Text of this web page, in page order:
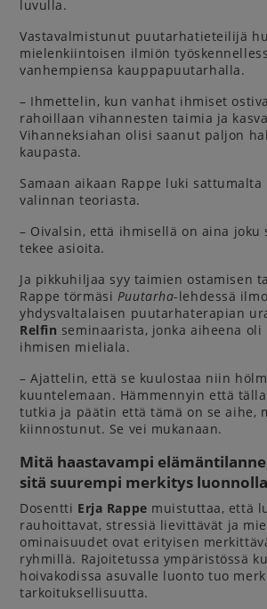
luvulla.
Vastavalmistunut puutarhatieteilijä
mielenkiintoisen ilmiön
vanhempiensa kauppapuutarhalla.
– Ihmettelin, kun vanhat ihmiset
rahoillaan vihannesten taimia ja
Vihanneksiahan olisi saanut paljon
kaupasta.
Samaan aikaan Rappe luki
valinnan teoriasta.
– Oivalsin, että ihmisellä on aina joku
tekee asioita.
Ja pikkuhiljaa syy taimien ostamisen
Rappe törmäsi Puutarha-lehdessä
yhdysvaltalaisen puutarhaterapian
Relfin seminaarista, jonka aiheena
ihmisen mieliala.
– Ajattelin, että se kuulostaa niin
kuuntelemaan. Hämmennyin että
tutkia ja päätin että tämä on se aihe,
kiinnostunut. Se vei mukanaan.
Mitä haastavampi
sitä suurempi merkitys
Dosentti Erja Rappe muistuttaa, että
rauhoittavat, stressiä lievittävät ja
ominaisuudet ovat erityisen
ryhmillä. Rajoitetussa ympäristössä
hoivakodissa asuvalle luonto tuo
tarkoituksellisuutta.